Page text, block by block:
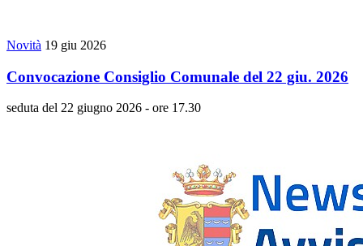
Novità 19 giu 2026
Convocazione Consiglio Comunale del 22 giu. 2026
seduta del 22 giugno 2026 - ore 17.30